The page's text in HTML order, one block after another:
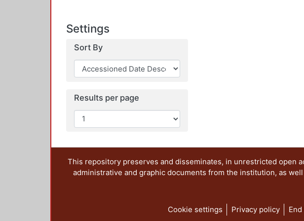
Settings
Sort By
Results per page
This repository preserves and disseminates, in unrestricted open
administrative and graphic documents from the institution, as
Cookie settings Privacy policy